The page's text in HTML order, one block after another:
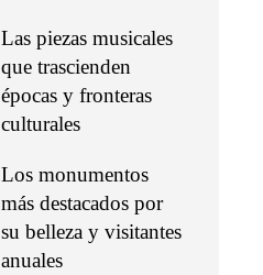
Las piezas musicales
que trascienden
épocas y fronteras
culturales
Los monumentos
más destacados por
su belleza y visitantes
anuales